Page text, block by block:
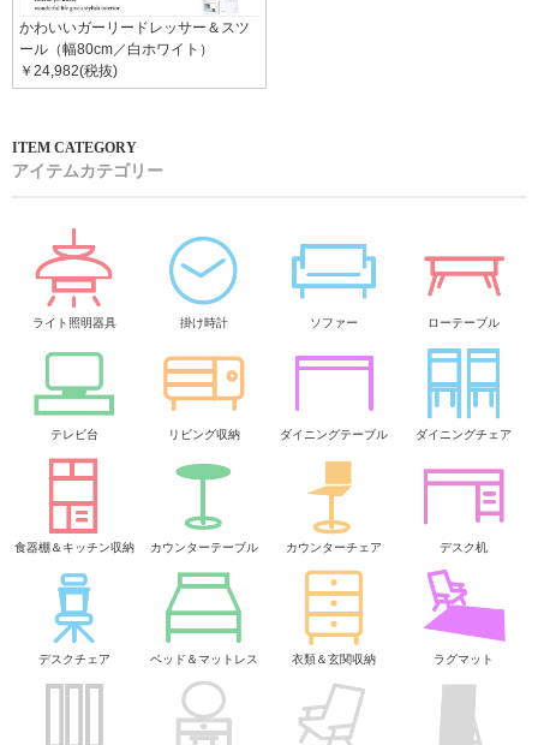
かわいいガーリードレッサー＆スツ
ール（幅80cm／白ホワイト）
￥24,982(税抜)
アイテムカテゴリー
ライト照明器具 掛け時計 ソファー ローテーブル
テレビ台 リビング収納 ダイニングテーブル ダイニングチェア
食器棚＆キッチン収納 カウンターテーブル カウンターチェア デスク机
デスクチェア ベッド＆マットレス 衣類＆玄関収納 ラグマット